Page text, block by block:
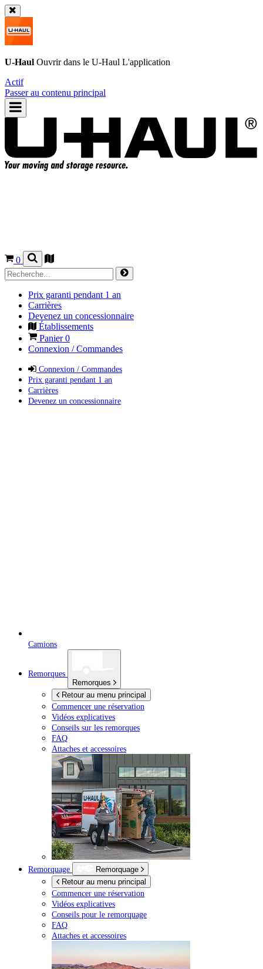
U-Haul Ouvrir dans le U-Haul L'application
Actif
Passer au contenu principal
0
Prix garanti pendant 1 an
Carrières
Devenez un concessionnaire
Établissements
Panier0
Connexion / Commandes
Connexion / Commandes
Prix garanti pendant 1 an
Carrières
Devenez un concessionnaire
Camions
Remorques
Remorques
Retour au menu principal
Commencer une réservation
Vidéos explicatives
Conseils sur les remorques
FAQ
Attaches et accessoires
Remorquage
Remorquage
Retour au menu principal
Commencer une réservation
Vidéos explicatives
Conseils pour le remorquage
FAQ
Attaches et accessoires